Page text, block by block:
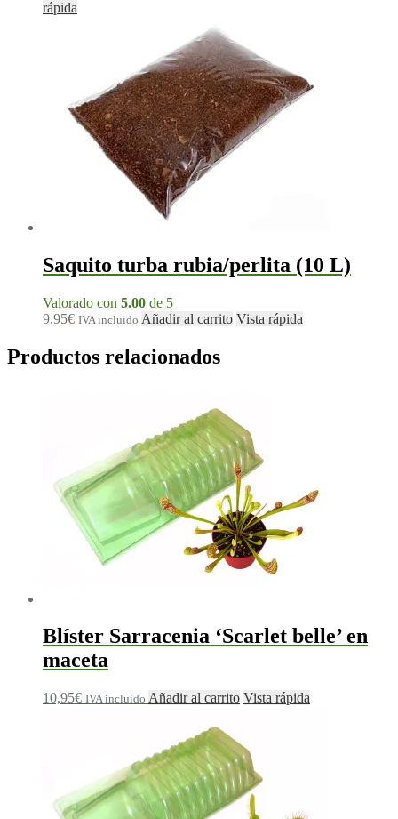
rápida
Saquito turba rubia/perlita (10 L)
Valorado con 5.00 de 5
9,95€ IVA incluido Añadir al carrito Vista rápida
Productos relacionados
Blíster Sarracenia ‘Scarlet belle’ en
maceta
10,95€ IVA incluido Añadir al carrito Vista rápida